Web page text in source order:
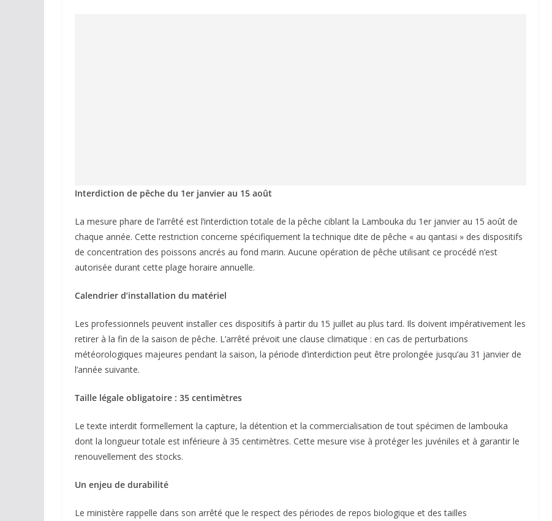
Interdiction de pêche du 1er janvier au 15 août
La mesure phare de l’arrêté est l’interdiction totale de la pêche ciblant la Lambouka du 1er janvier au 15 août de
chaque année. Cette restriction concerne spécifiquement la technique dite de pêche « au qantasi » des dispositifs
de concentration des poissons ancrés au fond marin. Aucune opération de pêche utilisant ce procédé n’est
autorisée durant cette plage horaire annuelle.
Calendrier d’installation du matériel
Les professionnels peuvent installer ces dispositifs à partir du 15 juillet au plus tard. Ils doivent impérativement les
retirer à la fin de la saison de pêche. L’arrêté prévoit une clause climatique : en cas de perturbations
météorologiques majeures pendant la saison, la période d’interdiction peut être prolongée jusqu’au 31 janvier de
l’année suivante.
Taille légale obligatoire : 35 centimètres
Le texte interdit formellement la capture, la détention et la commercialisation de tout spécimen de lambouka
dont la longueur totale est inférieure à 35 centimètres. Cette mesure vise à protéger les juvéniles et à garantir le
renouvellement des stocks.
Un enjeu de durabilité
Le ministère rappelle dans son arrêté que le respect des périodes de repos biologique et des tailles